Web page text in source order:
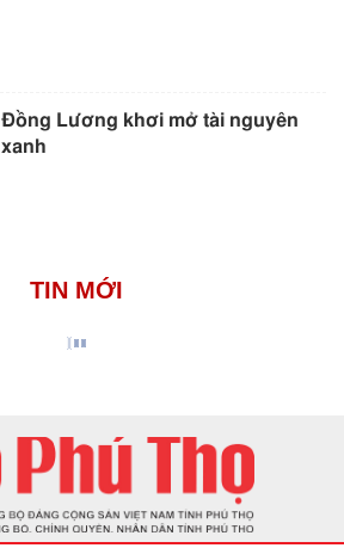
Đồng Lương khơi mở tài nguyên
xanh
TIN MỚI